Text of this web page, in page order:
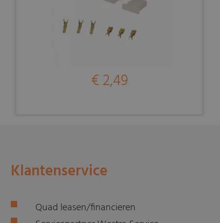
€ 2,49
Klantenservice
Quad leasen/financieren